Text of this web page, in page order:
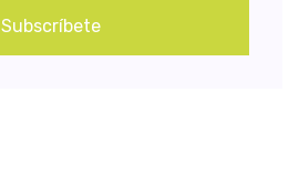
Subscríbete